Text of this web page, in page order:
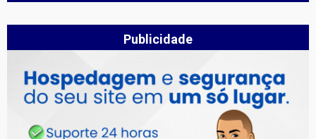
Publicidade